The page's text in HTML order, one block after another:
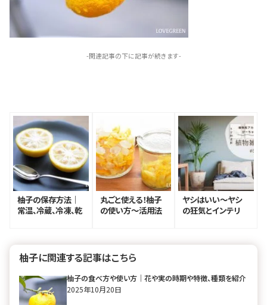
-関連記事の下に記事が続きます-
柚子の保存方法｜
常温、冷蔵、冷凍、乾
丸ごと使える！柚子
の使い方～活用法
ヤシはいい〜ヤシ
の狂気とインテリ
柚子に関連する記事はこちら
柚子の食べ方や使い方｜花や実の時期や特徴、種類を紹介
2025年10月20日